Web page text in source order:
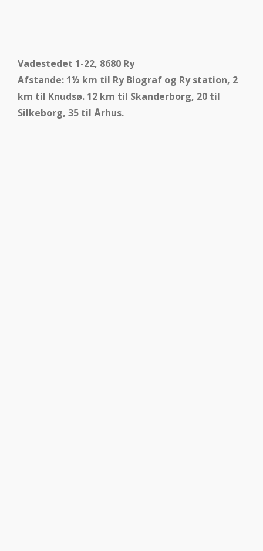
Vadestedet 1-22, 8680 Ry
Afstande: 1½ km til Ry Biograf og Ry station, 2
km til Knudsø. 12 km til Skanderborg, 20 til
Silkeborg, 35 til Århus.